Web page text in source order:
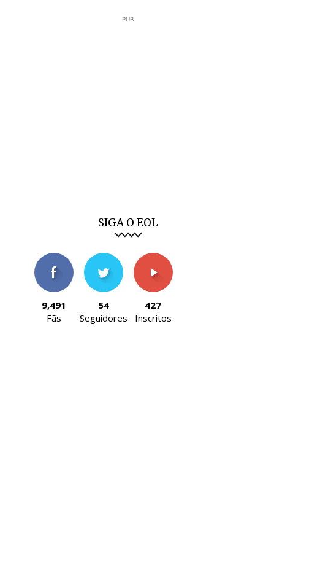
PUB
SIGA O EOL
9,491
Fãs
54
Seguidores
427
Inscritos